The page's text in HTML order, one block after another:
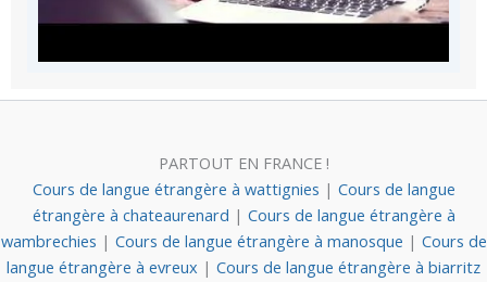
PARTOUT EN FRANCE !
Cours de langue étrangère à wattignies | Cours de langue
étrangère à chateaurenard | Cours de langue étrangère à
wambrechies | Cours de langue étrangère à manosque | Cours de
langue étrangère à evreux | Cours de langue étrangère à biarritz